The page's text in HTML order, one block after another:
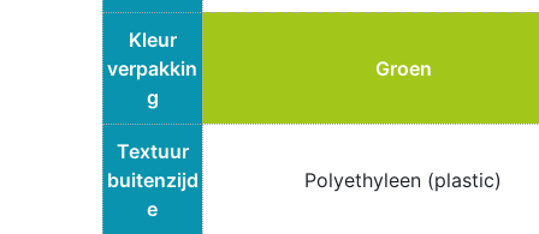
Kleur
verpakkin
g
Groen
Textuur
buitenzijd
e
Polyethyleen (plastic)